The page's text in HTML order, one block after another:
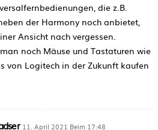
die z.B.
der Harmony noch anbietet,
Ansicht nach vergessen.
noch Mäuse und Tastaturen wie
von Logitech in der Zukunft kaufen
11. April 2021 Beim 17:48